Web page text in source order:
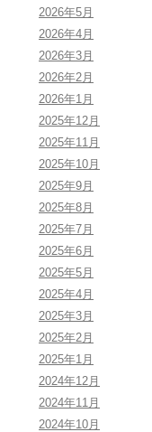
2026年5月
2026年4月
2026年3月
2026年2月
2026年1月
2025年12月
2025年11月
2025年10月
2025年9月
2025年8月
2025年7月
2025年6月
2025年5月
2025年4月
2025年3月
2025年2月
2025年1月
2024年12月
2024年11月
2024年10月